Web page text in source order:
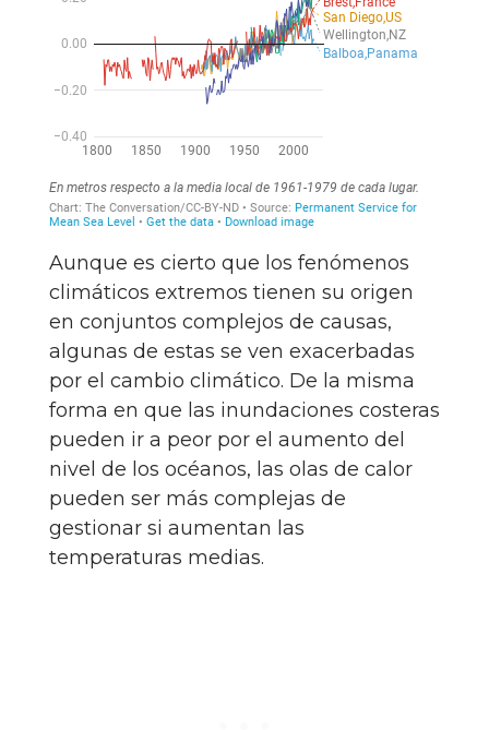
Aunque es cierto que los fenómenos
climáticos extremos tienen su origen
en conjuntos complejos de causas,
algunas de estas se ven exacerbadas
por el cambio climático. De la misma
forma en que las inundaciones costeras
pueden ir a peor por el aumento del
nivel de los océanos, las olas de calor
pueden ser más complejas de
gestionar si aumentan las
temperaturas medias.